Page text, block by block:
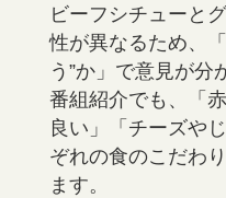
ビーフシチューと
性が異なるため、
う”か」で意見が分
番組紹介でも、「
良い」「チーズや
ぞれの食のこだわ
ます。